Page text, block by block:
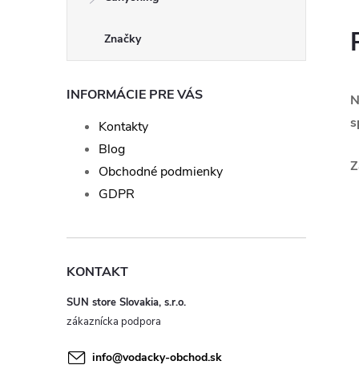
Značky
INFORMÁCIE PRE VÁS
Kontakty
Blog
Obchodné podmienky
GDPR
KONTAKT
SUN store Slovakia, s.r.o.
info@vodacky-obchod.sk